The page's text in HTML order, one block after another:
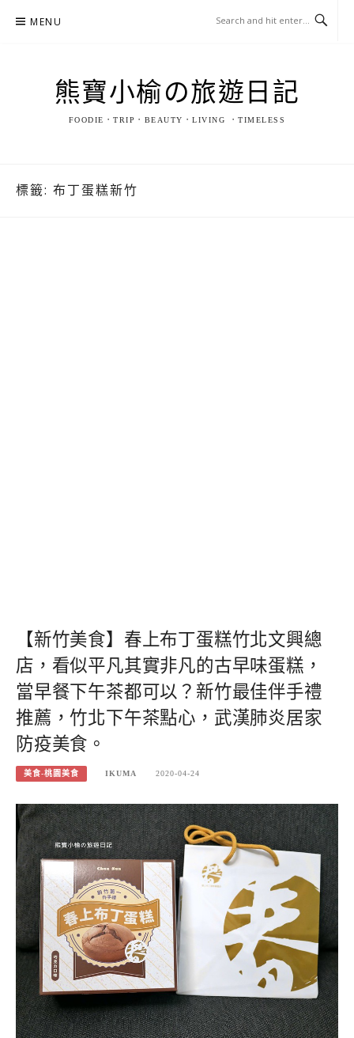
MENU
熊寶小榆の旅遊日記
FOODIE．TRIP．BEAUTY．LIVING ．TIMELESS
標籤: 布丁蛋糕新竹
【新竹美食】春上布丁蛋糕竹北文興總
店，看似平凡其實非凡的古早味蛋糕，
當早餐下午茶都可以？新竹最佳伴手禮
推薦，竹北下午茶點心，武漢肺炎居家
防疫美食。
美食-桃園美食 IKUMA 2020-04-24